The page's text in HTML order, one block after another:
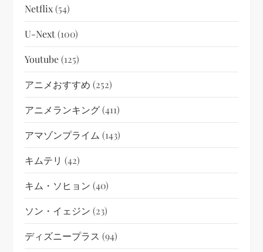
Netflix(54)
U-Next(100)
Youtube(125)
アニメおすすめ (252)
アニメランキング(411)
アマゾンプライム (143)
キムテリ (42)
キム・ソヒョン (40)
ソン・イェジン (23)
ディズニープラス (94)